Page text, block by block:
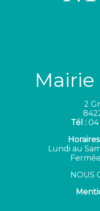
Mairie
2
Tél :04
Lundi au
NOUS